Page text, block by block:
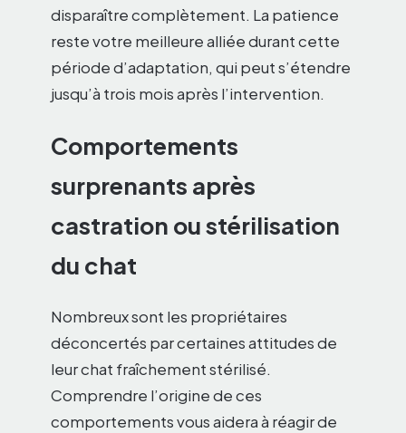
disparaître complètement. La patience
reste votre meilleure alliée durant cette
période d’adaptation, qui peut s’étendre
jusqu’à trois mois après l’intervention.
Comportements
surprenants après
castration ou stérilisation
du chat
Nombreux sont les propriétaires
déconcertés par certaines attitudes de
leur chat fraîchement stérilisé.
Comprendre l’origine de ces
comportements vous aidera à réagir de